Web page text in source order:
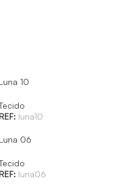
Luna 10
REF: luna10
Luna 06
REF: luna06